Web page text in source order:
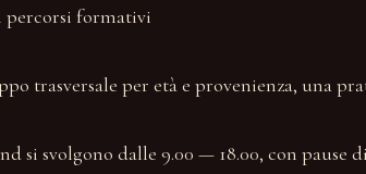
percorsi formativi
trasversale per età e provenienza, una
si svolgono dalle 9.00 — 18.00, con